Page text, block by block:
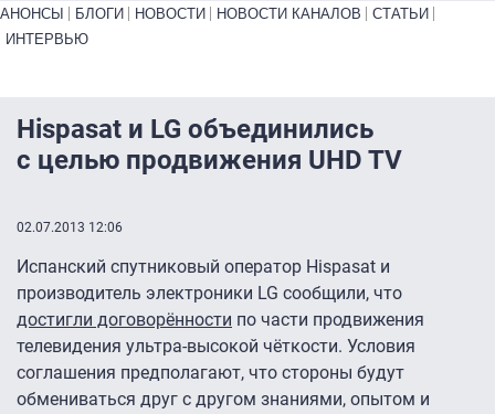
Primary links bottom
АНОНСЫ БЛОГИ НОВОСТИ НОВОСТИ КАНАЛОВ
СТАТЬИ
ИНТЕРВЬЮ
Hispasat и LG объединились
с целью продвижения UHD TV
02.07.2013 12:06
Испанский спутниковый оператор Hispasat и
производитель электроники LG сообщили, что
достигли договорённости по части продвижения
телевидения ультра-высокой чёткости. Условия
соглашения предполагают, что стороны будут
обмениваться друг с другом знаниями, опытом и